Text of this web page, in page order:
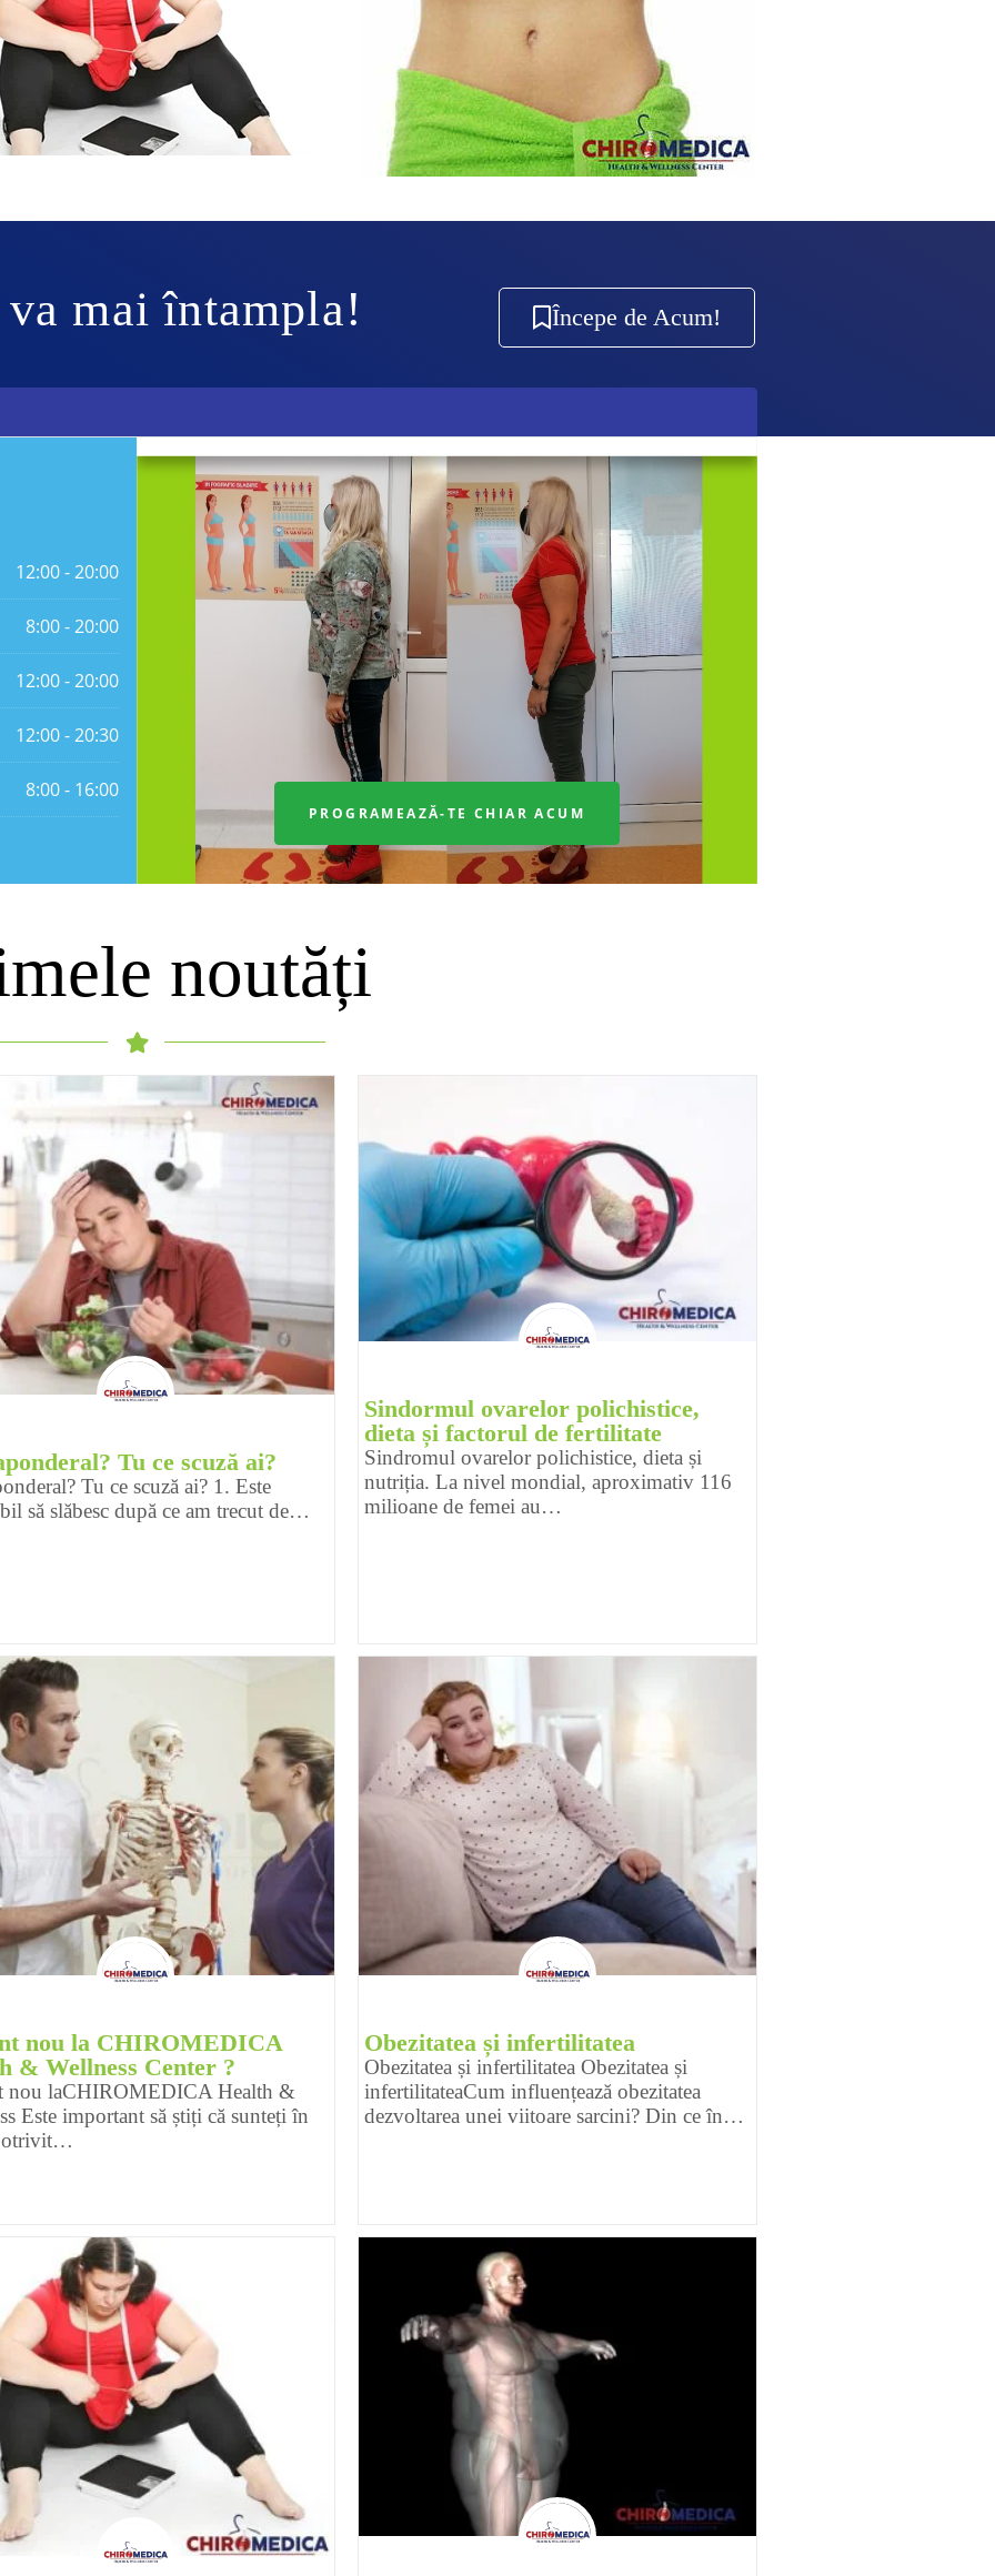
mai întampla! Începe de Acum!
noutăți
Tu ce scuză ai?
Tu ce scuză ai? 1. Este
să slăbesc după ce am trecut de…
Sindormul ovarelor polichistice,
dieta și factorul de fertilitate
Sindromul ovarelor polichistice, dieta și
nutriția. La nivel mondial, aproximativ 116
milioane de femei au…
nou la CHIROMEDICA
& Wellness Center ?
nou laCHIROMEDICA Health &
Este important să știți că sunteți în
Obezitatea și infertilitatea
Obezitatea și infertilitatea Obezitatea și
infertilitateaCum influențează obezitatea
dezvoltarea unei viitoare sarcini? Din ce în…